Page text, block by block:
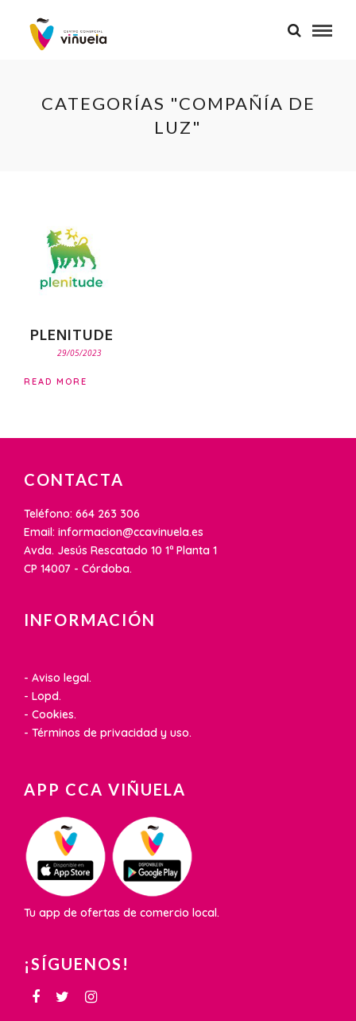
CATEGORÍAS "COMPAÑÍA DE
LUZ"
PLENITUDE
29/05/2023
READ MORE
CONTACTA
Teléfono: 664 263 306
Email: informacion@ccavinuela.es
Avda. Jesús Rescatado 10 1ª Planta 1
CP 14007 - Córdoba.
INFORMACIÓN
- Aviso legal.
- Lopd.
- Cookies.
- Términos de privacidad y uso.
APP CCA VIÑUELA
Tu app de ofertas de comercio local.
¡SÍGUENOS!